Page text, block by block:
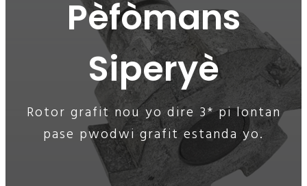
Pèfòmans
Siperyè
Rotor grafit nou yo dire 3* pi lontan
pase pwodwi grafit estanda yo.